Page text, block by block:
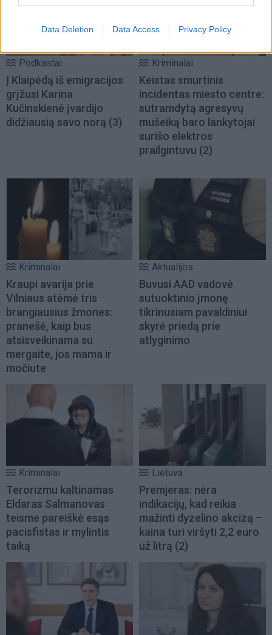
Data Deletion Data Access Privacy Policy
Podkastai
Į Klaipėdą iš emigracijos
grįžusi Karina
Kučinskienė įvardijo
didžiausią savo norą (3)
Kriminalai
Keistas smurtinis
incidentas miesto centre:
sutramdytą agresyvų
mušeiką baro lankytojai
surišo elektros
prailgintuvu (2)
Kriminalai
Kraupi avarija prie
Vilniaus atėmė tris
brangiausius žmones:
pranešė, kaip bus
atsisveikinama su
mergaite, jos mama ir
močiute
Aktualijos
Buvusi AAD vadovė
sutuoktinio įmonę
tikrinusiam pavaldiniui
skyrė priedą prie
atlyginimo
Kriminalai
Terorizmu kaltinamas
Eldaras Salmanovas
teisme pareiškė esąs
pacisfistas ir mylintis
taiką
Lietuva
Premjeras: nėra
indikacijų, kad reikia
mažinti dyzelino akcizą –
kaina turi viršyti 2,2 euro
už litrą (2)